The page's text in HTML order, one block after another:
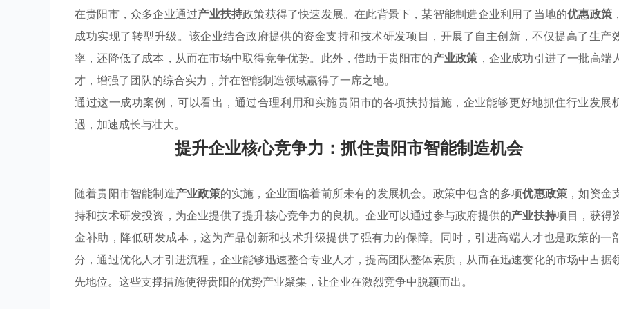
在贵阳市，众多企业通过产业扶持政策获得了快速发展。在此背景下，某智能制造企业利用了当地的优惠政策 ，
成功实现了转型升级。该企业结合政府提供的资金支持和技术研发项目，开展了自主创新，不仅提高了生产
率，还降低了成本，从而在市场中取得竞争优势。此外，借助于贵阳市的产业政策 ，企业成功引进了一批高端
才，增强了团队的综合实力，并在智能制造领域赢得了一席之地。
通过这一成功案例，可以看出，通过合理利用和实施贵阳市的各项扶持措施，企业能够更好地抓住行业发展
遇，加速成长与壮大。
提升企业核心竞争力：抓住贵阳市智能制造机会
随着贵阳市智能制造产业政策的实施，企业面临着前所未有的发展机会。政策中包含的多项优惠政策 ，如资金
持和技术研发投资，为企业提供了提升核心竞争力的良机。企业可以通过参与政府提供的产业扶持项目，获得
金补助，降低研发成本，这为产品创新和技术升级提供了强有力的保障。同时，引进高端人才也是政策的一
分，通过优化人才引进流程，企业能够迅速整合专业人才，提高团队整体素质，从而在迅速变化的市场中占据
先地位。这些支撑措施使得贵阳的优势产业聚集，让企业在激烈竞争中脱颖而出。